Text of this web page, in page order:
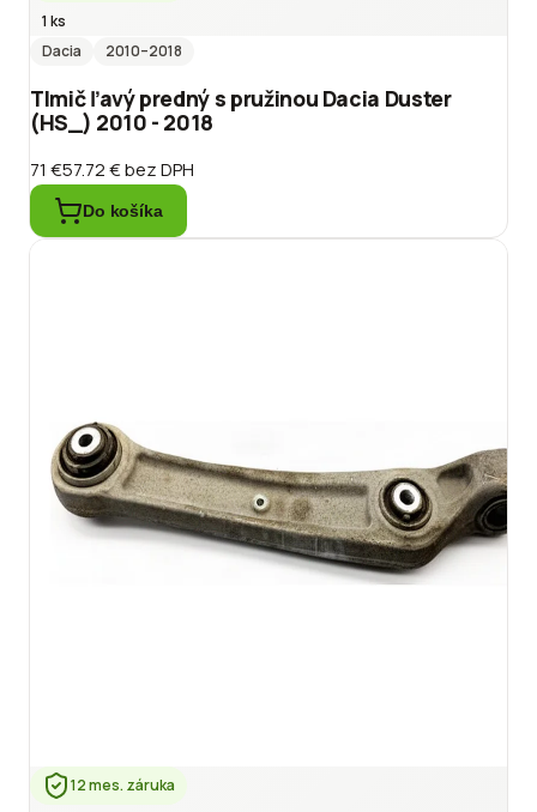
1 ks
Dacia
2010–2018
Tlmič ľavý predný s pružinou Dacia Duster
(HS_) 2010 - 2018
71 €57.72 €bez DPH
Do košíka
12 mes. záruka